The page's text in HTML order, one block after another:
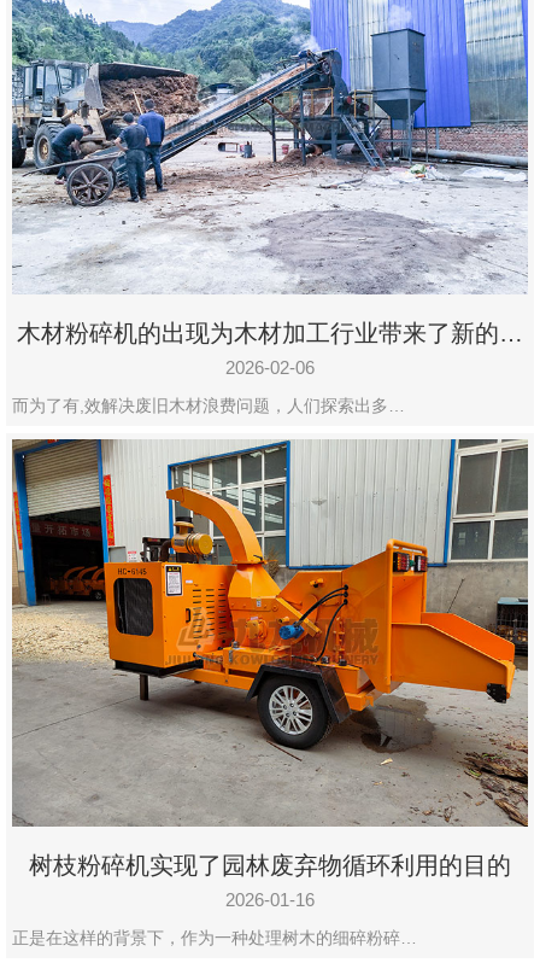
木材粉碎机的出现为木材加工行业带来了新的变
化
2026-02-06
而为了有,效解决废旧木材浪费问题，人们探索出多…
树枝粉碎机实现了园林废弃物循环利用的目的
2026-01-16
正是在这样的背景下，作为一种处理树木的细碎粉碎…